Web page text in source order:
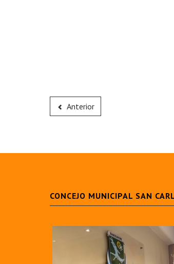
Anterior
CONCEJO MUNICIPAL SAN